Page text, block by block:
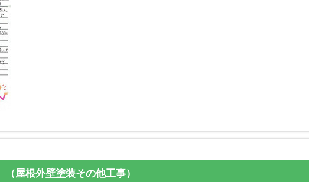
屋根外壁塗装その他工事）